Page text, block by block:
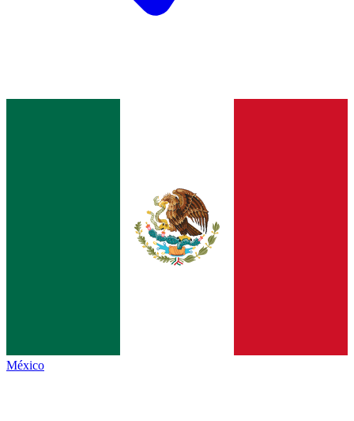
México